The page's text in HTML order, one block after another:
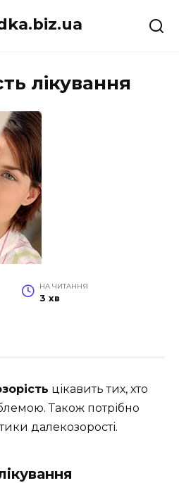
лікування
НА ЧИТАННЯ
3 хв
цікавить тих, хто
Також потрібно
далекозорості.